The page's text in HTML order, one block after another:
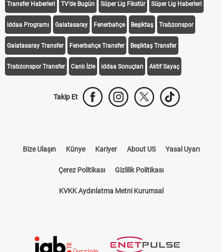
Transfer Haberleri TV'de Bugün Süper Lig Fikstür Süper Lig Haberleri
iddaa Programı Galatasaray Fenerbahçe Beşiktaş Trabzonspor
Galatasaray Transfer Fenerbahçe Transfer Beşiktaş Transfer
Trabzonspor Transfer Canlı İzle iddaa Sonuçları Aktif Sayaç
Takip Et
Bize Ulaşın Künye Kariyer About US Yasal Uyarı
Çerez Politikası Gizlilik Politikası
KVKK Aydınlatma Metni Kurumsal